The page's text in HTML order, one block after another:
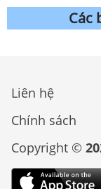
Các
Liên hệ
Chính sách
Copyright ©